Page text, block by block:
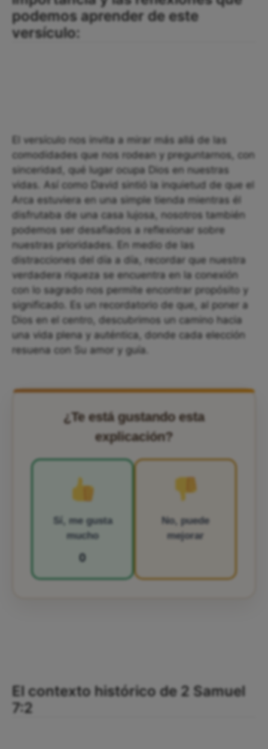
podemos aprender de este
versículo:
El versículo nos invita a mirar más allá de las
comodidades que nos rodean y preguntarnos, con
sinceridad, qué lugar ocupa Dios en nuestras
vidas. Así como David sintió la inquietud de que el
Arca estuviera en una simple tienda mientras él
disfrutaba de una casa lujosa, nosotros también
podemos ser desafiados a reflexionar sobre
nuestras prioridades. En medio de las
distracciones del día a día, recordar que nuestra
verdadera riqueza se encuentra en la conexión
con lo sagrado nos permite encontrar propósito y
significado. Es un recordatorio de que, al poner a
Dios en el centro, descubrimos un camino hacia
una vida plena y auténtica, donde cada elección
resuena con Su amor y guía.
¿Te está gustando esta
explicación?
Sí, me gusta
mucho
0
No, puede
mejorar
El contexto histórico de 2 Samuel
7:2